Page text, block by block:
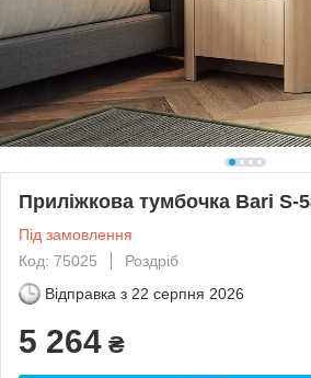
Приліжкова тумбочка Bari S-
Під замовлення
Код: 75025
Роздріб
Відправка з 22 серпня 2026
5 264 ₴